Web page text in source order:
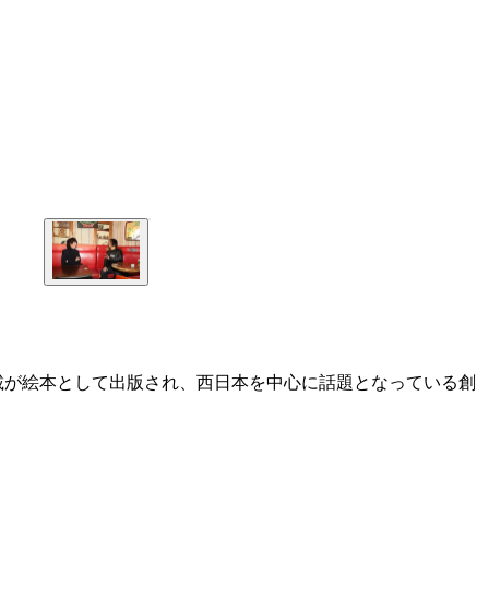
絵本として出版され、西日本を中心に話題となっている創